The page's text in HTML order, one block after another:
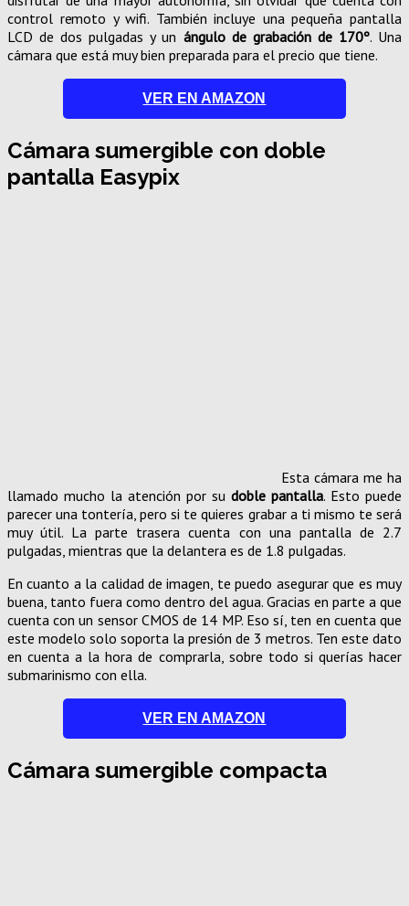
control remoto y wifi. También incluye una pequeña pantalla
LCD de dos pulgadas y un ángulo de grabación de 170º. Una
cámara que está muy bien preparada para el precio que tiene.
VER EN AMAZON
Cámara sumergible con doble
pantalla Easypix
Esta cámara me ha
llamado mucho la atención por su doble pantalla. Esto puede
parecer una tontería, pero si te quieres grabar a ti mismo te será
muy útil. La parte trasera cuenta con una pantalla de 2.7
pulgadas, mientras que la delantera es de 1.8 pulgadas.
En cuanto a la calidad de imagen, te puedo asegurar que es muy
buena, tanto fuera como dentro del agua. Gracias en parte a que
cuenta con un sensor CMOS de 14 MP. Eso sí, ten en cuenta que
este modelo solo soporta la presión de 3 metros. Ten este dato
en cuenta a la hora de comprarla, sobre todo si querías hacer
submarinismo con ella.
VER EN AMAZON
Cámara sumergible compacta